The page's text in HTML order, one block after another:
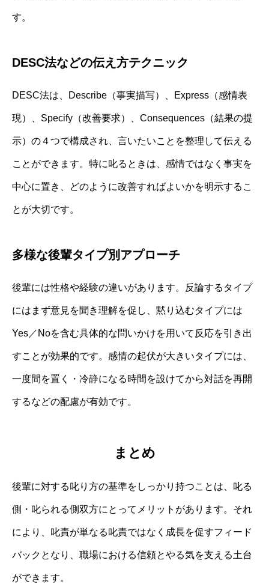
す。
DESC法などの伝え方テクニック
DESC法は、Describe（事実描写）、Express（感情表
現）、Specify（改善要求）、Consequences（結果の提
示）の４つで構成され、言いたいことを整理して伝える
ことができます。特に叱るときは、感情ではなく事実を
中心に置き、どのように改善すればよいかを明示するこ
とが大切です。
多様な後輩タイプ別アプローチ
後輩には性格や経験の違いがあります。反論するタイプ
にはまず意見を聞き理解を促し、黙り込むタイプには
Yes／Noを含む具体的な問いかけを用いて反応を引き出
すことが効果的です。感情の起伏が大きいタイプには、
一度間を置く・冷静になる時間を設けてから対話を再開
するなどの配慮が有効です。
まとめ
後輩に対する叱り方の基準をしっかり持つことは、叱る
側・叱られる側双方にとってメリットがあります。それ
により、叱責が単なる叱責ではなく成長を促すフィード
バックとなり、職場における信頼とやる気を支える土台
ができます。